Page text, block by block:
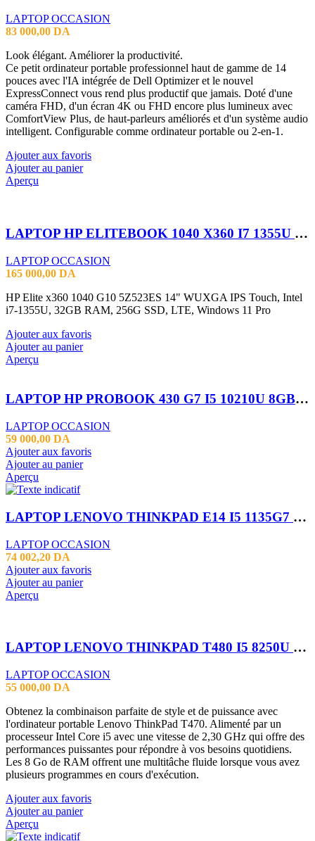
LAPTOP OCCASION
83 000,00 DA
Look élégant. Améliorer la productivité.
Ce petit ordinateur portable professionnel haut de gamme de 14
pouces avec l'IA intégrée de Dell Optimizer et le nouvel
ExpressConnect vous rend plus productif que jamais. Doté d'une
caméra FHD, d'un écran 4K ou FHD encore plus lumineux avec
ComfortView Plus, de haut-parleurs améliorés et d'un système audio
intelligent. Configurable comme ordinateur portable ou 2-en-1.
Ajouter aux favoris
Ajouter au panier
Aperçu
LAPTOP HP ELITEBOOK 1040 X360 I7 1355U 32GB 256SSD 14″TACTILE X360
LAPTOP OCCASION
165 000,00 DA
HP Elite x360 1040 G10 5Z523ES 14" WUXGA IPS Touch, Intel
i7-1355U, 32GB RAM, 256G SSD, LTE, Windows 11 Pro
Ajouter aux favoris
Ajouter au panier
Aperçu
LAPTOP HP PROBOOK 430 G7 I5 10210U 8GB 256 SSD 13.3 FHD
LAPTOP OCCASION
59 000,00 DA
Ajouter aux favoris
Ajouter au panier
Aperçu
LAPTOP LENOVO THINKPAD E14 I5 1135G7 16GB 256SSD 14″
LAPTOP OCCASION
74 002,20 DA
Ajouter aux favoris
Ajouter au panier
Aperçu
LAPTOP LENOVO THINKPAD T480 I5 8250U 8GB
LAPTOP OCCASION
55 000,00 DA
Obtenez la combinaison parfaite de style et de puissance avec
l'ordinateur portable Lenovo ThinkPad T470. Alimenté par un
processeur Intel Core i5 avec une vitesse de 2,30 GHz qui offre des
performances puissantes pour répondre à vos besoins quotidiens.
Les 8 Go de RAM offrent une multitâche fluide lorsque vous avez
plusieurs programmes en cours d'exécution.
Ajouter aux favoris
Ajouter au panier
Aperçu